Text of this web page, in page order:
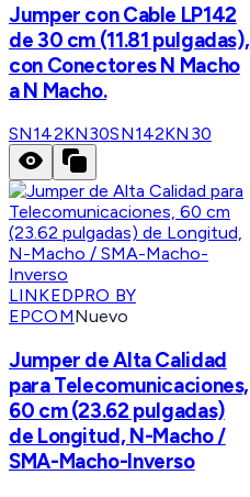
Jumper con Cable LP142
de 30 cm (11.81 pulgadas),
con Conectores N Macho
a N Macho.
SN142KN30SN142KN30
LINKEDPRO BY
EPCOMNuevo
Jumper de Alta Calidad
para Telecomunicaciones,
60 cm (23.62 pulgadas)
de Longitud, N-Macho /
SMA-Macho-Inverso